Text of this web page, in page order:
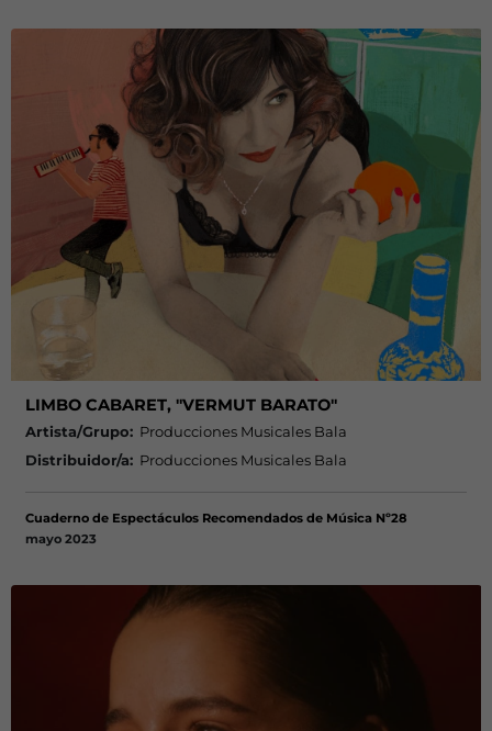
LIMBO CABARET, "VERMUT BARATO"
Artista/Grupo: Producciones Musicales Bala
Distribuidor/a: Producciones Musicales Bala
Cuaderno de Espectáculos Recomendados de Música Nº28
mayo 2023